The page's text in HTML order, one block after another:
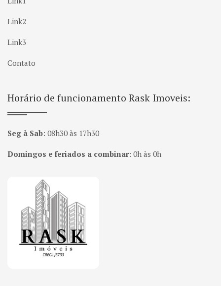
Link2
Link3
Contato
Horário de funcionamento Rask Imoveis:
Seg à Sab: 08h30 às 17h30
Domingos e feriados a combinar: 0h às 0h
Página inicial